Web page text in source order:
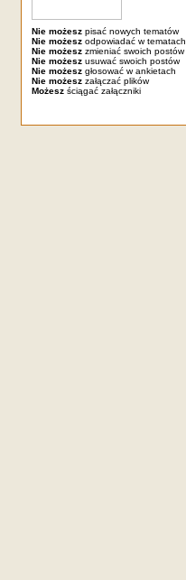
Nie możeszpisać nowych tematów
Nie możeszodpowiadać w tematach
Nie możeszzmieniać swoich postów
Nie możeszusuwać swoich postów
Nie możeszgłosować w ankietach
Nie możeszzałączać plików
Możeszściągać załączniki